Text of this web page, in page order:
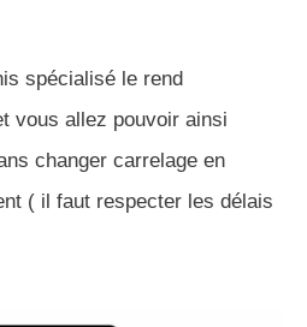
spécialisé le rend
vous allez pouvoir ainsi
changer carrelage en
( il faut respecter les délais